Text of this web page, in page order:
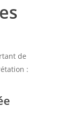
de
: